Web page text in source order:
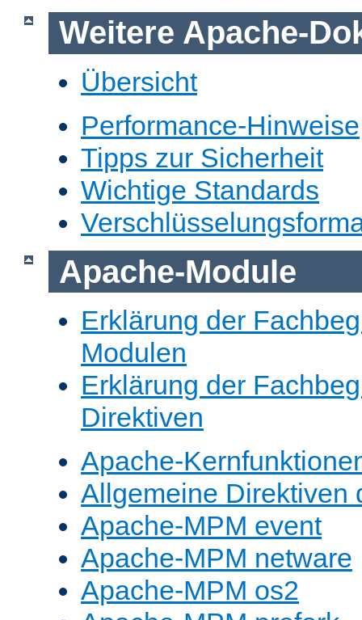
Weitere Apache-
Übersicht
Performance-Hinweise
Tipps zur Sicherheit
Wichtige Standards
Apache-Module
Erklärung der
Modulen
Erklärung der
Direktiven
Apache-
Allgemeine Direktiven
Apache-MPM event
Apache-MPM netware
Apache-MPM os2